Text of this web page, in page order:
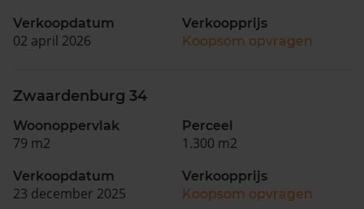
Verkoopdatum
02 april 2026
Verkoopprijs
Koopsom opvragen
Zwaardenburg 34
Woonoppervlak
79 m2
Perceel
1.300 m2
Verkoopdatum
23 december 2025
Verkoopprijs
Koopsom opvragen